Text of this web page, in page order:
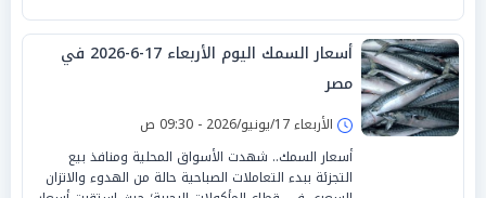
أسعار السمك اليوم الأربعاء 17-6-2026 في
مصر
الأربعاء 17/يونيو/2026 - 09:30 ص
أسعار السمك.. شهدت الأسواق المحلية ومنافذ بيع
التجزئة ببدء التعاملات الصباحية حالة من الهدوء والاتزان